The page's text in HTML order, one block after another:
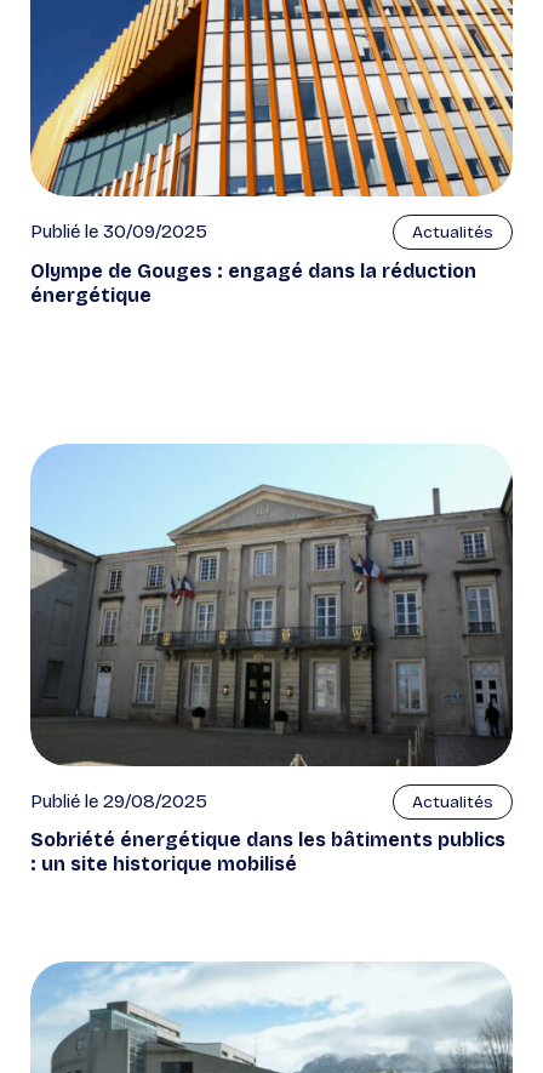
Publié le 30/09/2025 Actualités
Olympe de Gouges : engagé dans la réduction
énergétique
Publié le 29/08/2025 Actualités
Sobriété énergétique dans les bâtiments publics
: un site historique mobilisé